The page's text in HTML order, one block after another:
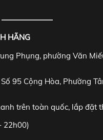
HÃNG
Phụng, phường Văn
95 Cộng Hòa, Phường
trên toàn quốc, lắp đặt
22h00)